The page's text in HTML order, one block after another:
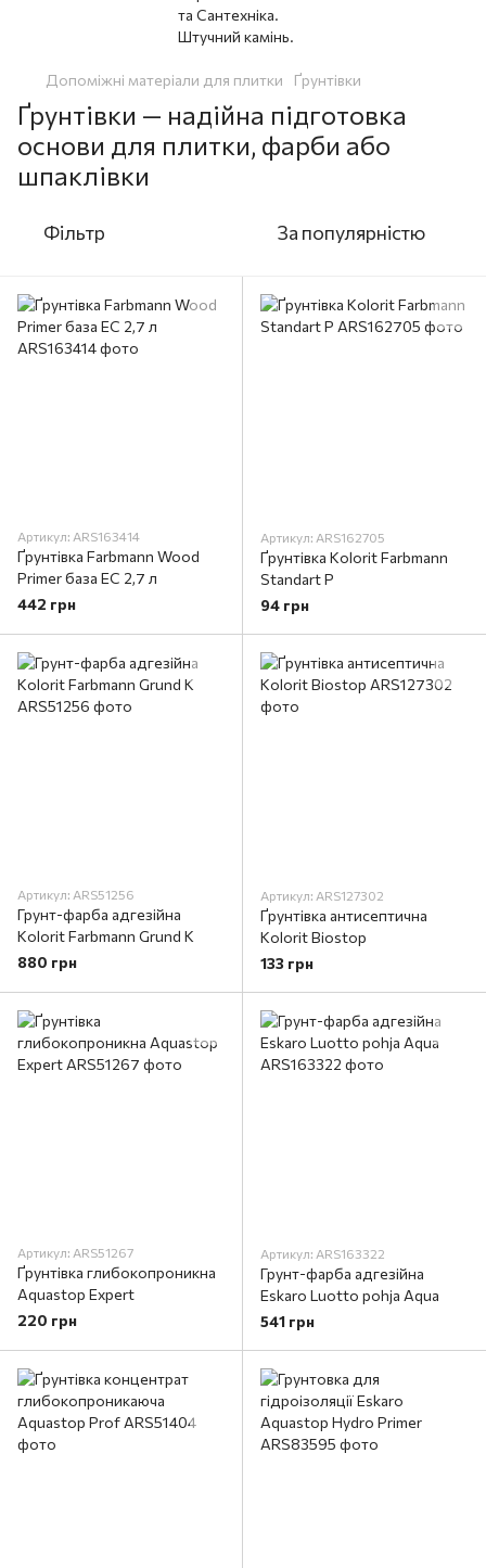
Допоміжні матеріали для плитки Ґрунтівки
Ґрунтівки — надійна підготовка
основи для плитки, фарби або
шпаклівки
Фільтр За популярністю
Артикул: ARS163414
Ґрунтівка Farbmann Wood
Primer база EC 2,7 л
442 грн
Артикул: ARS162705
Ґрунтівка Kolorit Farbmann
Standart P
94 грн
Артикул: ARS51256
Грунт-фарба адгезійна
Kolorit Farbmann Grund K
880 грн
Артикул: ARS127302
Ґрунтівка антисептична
Kolorit Biostop
133 грн
Артикул: ARS51267
Ґрунтівка глибокопроникна
Aquastop Expert
220 грн
Артикул: ARS163322
Грунт-фарба адгезійна
Eskaro Luotto pohja Aqua
541 грн